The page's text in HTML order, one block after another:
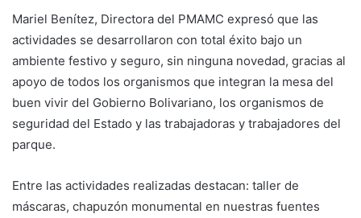
Mariel Benítez, Directora del PMAMC expresó que las
actividades se desarrollaron con total éxito bajo un
ambiente festivo y seguro, sin ninguna novedad, gracias al
apoyo de todos los organismos que integran la mesa del
buen vivir del Gobierno Bolivariano, los organismos de
seguridad del Estado y las trabajadoras y trabajadores del
parque.
Entre las actividades realizadas destacan: taller de
máscaras, chapuzón monumental en nuestras fuentes